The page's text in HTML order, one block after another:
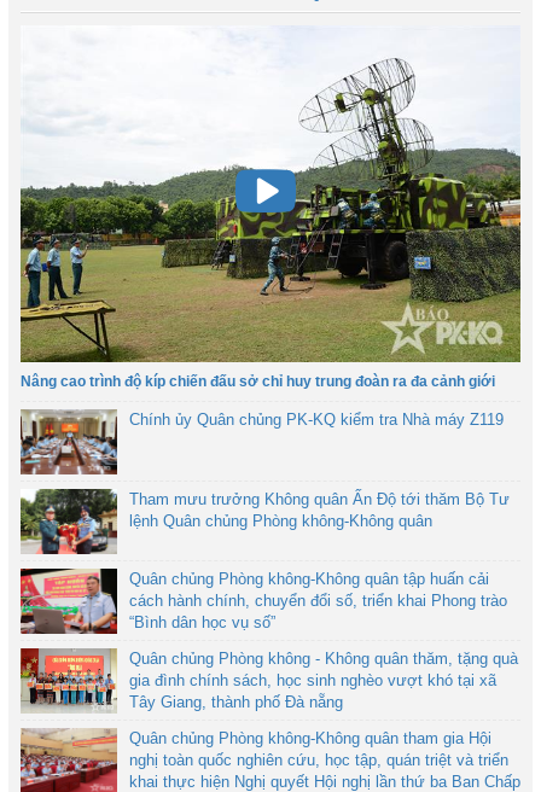
Nâng cao trình độ kíp chiến đấu sở chỉ huy trung đoàn ra đa cảnh giới
Chính ủy Quân chủng PK-KQ kiểm tra Nhà máy Z119
Tham mưu trưởng Không quân Ấn Độ tới thăm Bộ Tư
lệnh Quân chủng Phòng không-Không quân
Quân chủng Phòng không-Không quân tập huấn cải
cách hành chính, chuyển đổi số, triển khai Phong trào
“Bình dân học vụ số”
Quân chủng Phòng không - Không quân thăm, tặng quà
gia đình chính sách, học sinh nghèo vượt khó tại xã
Tây Giang, thành phố Đà nẵng
Quân chủng Phòng không-Không quân tham gia Hội
nghị toàn quốc nghiên cứu, học tập, quán triệt và triển
khai thực hiện Nghị quyết Hội nghị lần thứ ba Ban Chấp